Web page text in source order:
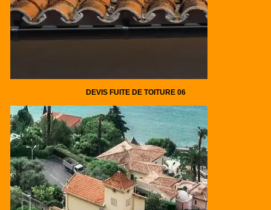
DEVIS FUITE DE TOITURE 06